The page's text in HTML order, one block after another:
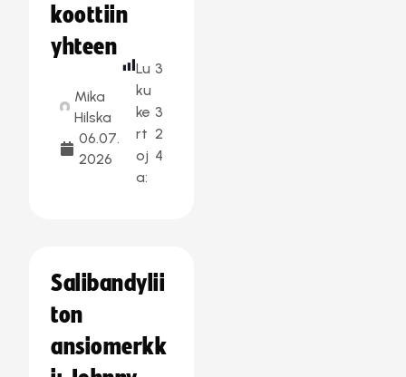
koottiin
yhteen
Mika
Hilska
06.07.
2026
Lu
ku
ke
rt
oj
a:
3
3
2
4
Salibandylii
ton
ansiomerkk